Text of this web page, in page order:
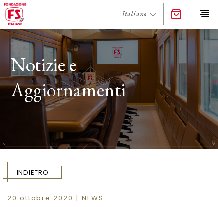
Notizie e
Aggiornamenti
INDIETRO
20 ottobre 2020 | NEWS